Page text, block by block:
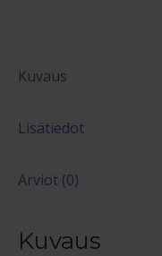
Kuvaus
Lisätiedot
Arviot (0)
Kuvaus